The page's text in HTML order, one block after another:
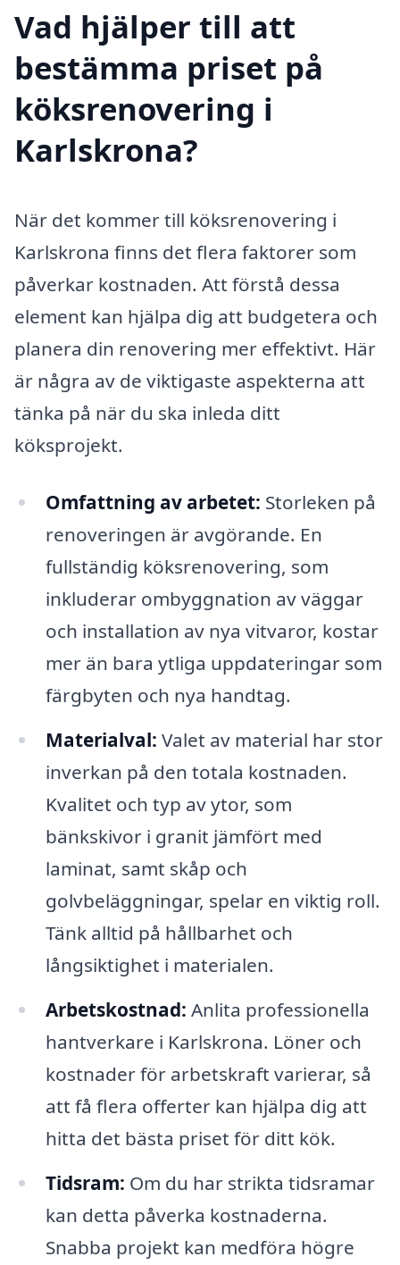
Vad hjälper till att
bestämma priset på
köksrenovering i
Karlskrona?
När det kommer till köksrenovering i
Karlskrona finns det flera faktorer som
påverkar kostnaden. Att förstå dessa
element kan hjälpa dig att budgetera och
planera din renovering mer effektivt. Här
är några av de viktigaste aspekterna att
tänka på när du ska inleda ditt
köksprojekt.
Omfattning av arbetet: Storleken på
renoveringen är avgörande. En
fullständig köksrenovering, som
inkluderar ombyggnation av väggar
och installation av nya vitvaror, kostar
mer än bara ytliga uppdateringar som
färgbyten och nya handtag.
Materialval: Valet av material har stor
inverkan på den totala kostnaden.
Kvalitet och typ av ytor, som
bänkskivor i granit jämfört med
laminat, samt skåp och
golvbeläggningar, spelar en viktig roll.
Tänk alltid på hållbarhet och
långsiktighet i materialen.
Arbetskostnad: Anlita professionella
hantverkare i Karlskrona. Löner och
kostnader för arbetskraft varierar, så
att få flera offerter kan hjälpa dig att
hitta det bästa priset för ditt kök.
Tidsram: Om du har strikta tidsramar
kan detta påverka kostnaderna.
Snabba projekt kan medföra högre